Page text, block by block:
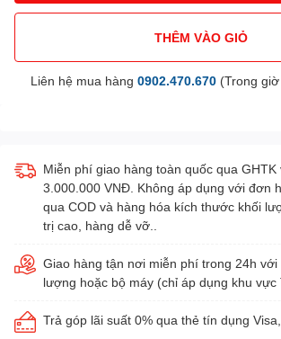
THÊM VÀO GIỎ
Liên hệ mua hàng 0902.470.670(Trong giờ
Miễn phí giao hàng toàn quốc qua
3.000.000 VNĐ. Không áp dụng với đơn
qua COD và hàng hóa kích thước khối
trị cao, hàng dễ vỡ..
Giao hàng tận nơi miễn phí trong 24h
lượng hoặc bộ máy (chỉ áp dụng khu vực
Trả góp lãi suất 0% qua thẻ tín dụng